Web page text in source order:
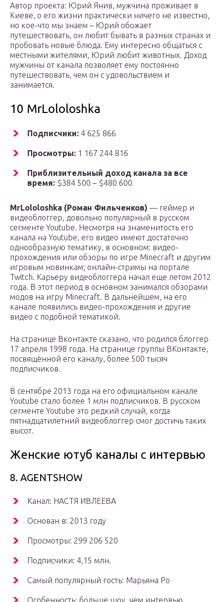
Автор проекта: Юрий Янив, мужчина проживает в
Киеве, о его жизни практически ничего не известно,
но кое-что мы знаем – Юрий обожает
путешествовать, он любит бывать в разных странах и
пробовать новые блюда. Ему интересно общаться с
местными жителями, Юрий любит животных. Доход
мужчины от канала позволяет ему постоянно
путешествовать, чем он с удовольствием и
занимается.
10 MrLololoshka
Подписчики: 4 625 866
Просмотры: 1 167 244 816
Приблизительный доход канала за все
время: $384 500 – $480 600
MrLololoshka (Роман Фильченков) — геймер и
видеоблоггер, довольно популярный в русском
сегменте Youtube. Несмотря на знаменитость его
канала на Youtube, его видео имеют достаточно
однообразную тематику, в основном: видео-
прохождения или обзоры по игре Minecraft и другим
игровым новинкам; онлайн-стримы на портале
Twitch. Карьеру видеоблоггера начал еще летом 2012
года. В этот период в основном занимался обзорами
модов на игру Minecraft. В дальнейшем, на его
канале появились видео-прохождения и другие
видео с подобной тематикой.
На странице Вконтакте сказано, что родился блоггер
17 апреля 1998 года. На странице группы ВКонтакте,
посвящённой его каналу, более 500 тысяч
подписчиков.
В сентябре 2013 года на его официальном канале
Youtube стало более 1 млн подписчиков. В русском
сегменте Youtube это редкий случай, когда
пятнадцатилетний видеоблоггер смог достичь таких
высот.
Женские ютуб каналы с интервью
8. AGENTSHOW
Канал: НАСТЯ ИВЛЕЕВА
Основан в: 2013 году
Просмотры: 299 206 520
Подписчики: 4,15 млн.
Самый популярный гость: Марьяна Ро
Особенность: больше шоу, чем интервью,